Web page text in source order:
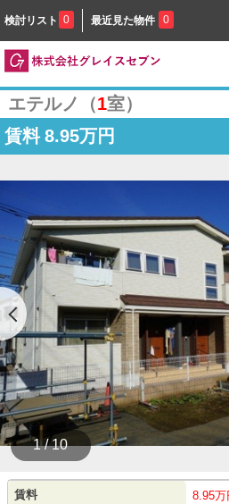
検討リスト 0 最近見た物件 0
エテルノ（1室）
賃料 8.95万円
1 / 10
賃料 8.95万